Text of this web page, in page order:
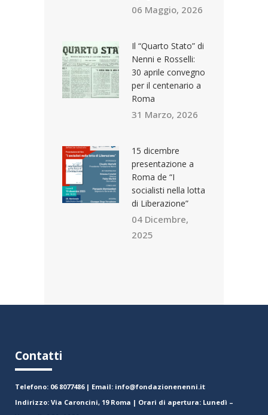
06 Maggio, 2026
Il “Quarto Stato” di
Nenni e Rosselli:
30 aprile convegno
per il centenario a
Roma
31 Marzo, 2026
15 dicembre
presentazione a
Roma de “I
socialisti nella lotta
di Liberazione”
04 Dicembre,
2025
Contatti
Telefono: 06 8077486 | Email: info@fondazionenenni.it
Indirizzo: Via Caroncini, 19 Roma | Orari di apertura: Lunedì –